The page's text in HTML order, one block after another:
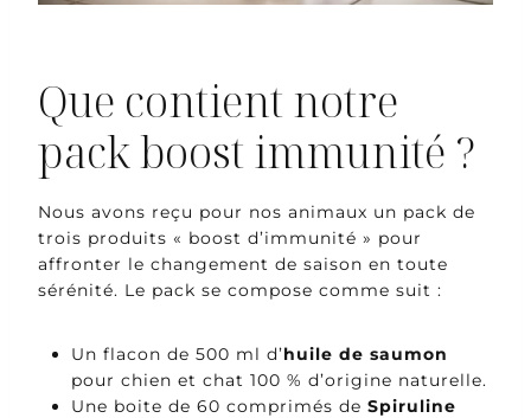
Que contient notre
pack boost immunité ?
Nous avons reçu pour nos animaux un pack de
trois produits « boost d’immunité » pour
affronter le changement de saison en toute
sérénité. Le pack se compose comme suit :
Un flacon de 500 ml d’huile de saumon
pour chien et chat 100 % d’origine naturelle.
Une boite de 60 comprimés de Spiruline